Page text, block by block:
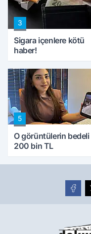
3
Sigara içenlere kötü
haber!
5
O görüntülerin bedeli
200 bin TL